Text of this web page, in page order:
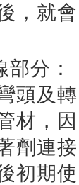
，就會
分：
頭及轉
材，因
劑連接
初期使